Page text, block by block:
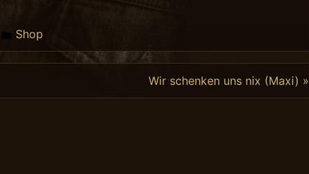
Posted in
Shop
Wir schenken uns nix (Maxi) »